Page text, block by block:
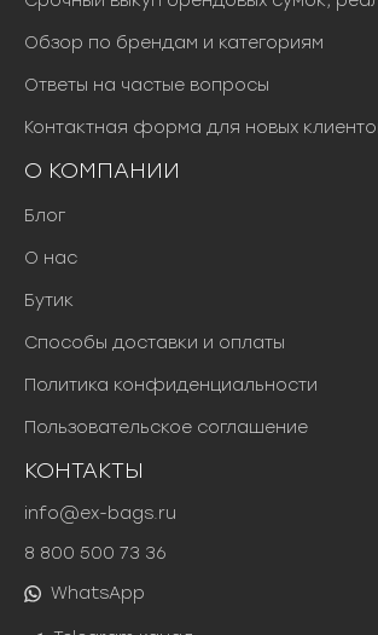
Обзор по брендам и категориям
Ответы на частые вопросы
Контактная форма для новых
О КОМПАНИИ
Блог
О нас
Бутик
Способы доставки и оплаты
Политика конфиденциальности
Пользовательское соглашение
КОНТАКТЫ
info@ex-bags.ru
8 800 500 73 36
WhatsApp